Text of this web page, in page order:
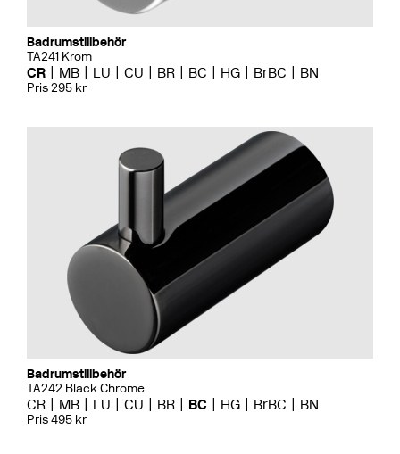
Badrumstillbehör
TA241 Krom
CR MB LU CU BR BC HG BrBC BN
Pris 295 kr
Badrumstillbehör
TA242 Black Chrome
CR MB LU CU BR BC HG BrBC BN
Pris 495 kr